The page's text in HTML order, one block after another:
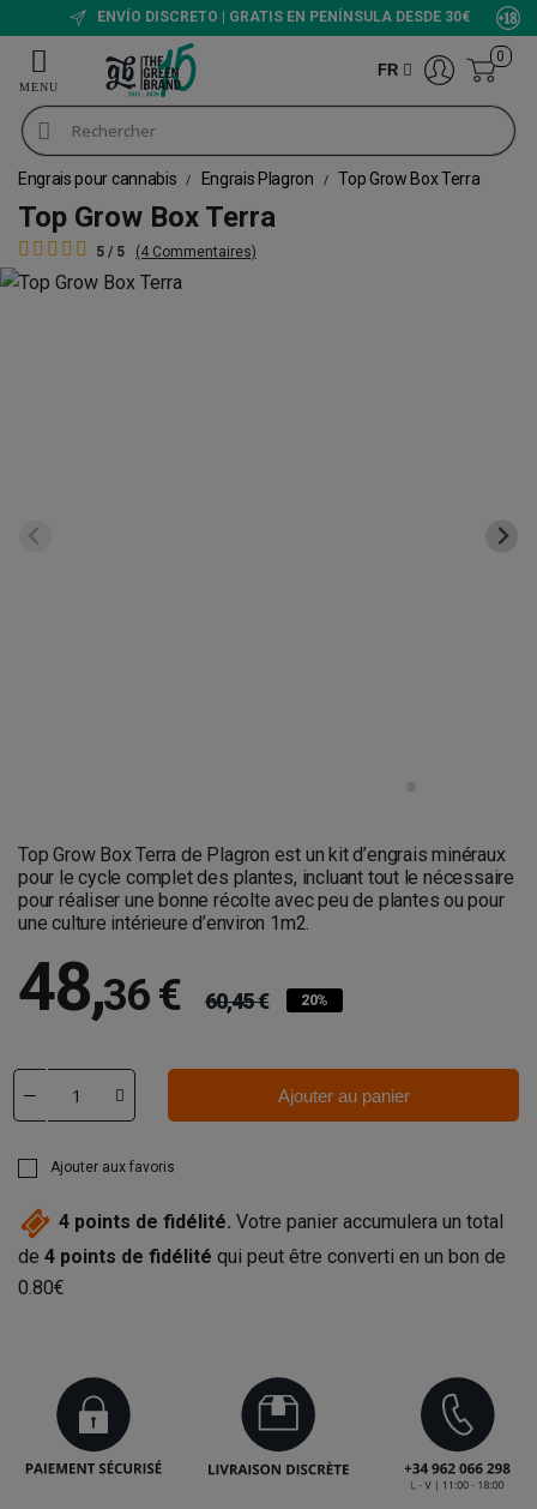
ENVÍO DISCRETO | GRATIS EN PENÍNSULA DESDE 30€
FR
0
Engrais pour cannabis Engrais Plagron Top Grow Box Terra
Top Grow Box Terra
5 / 5 (4 Commentaires)
Top Grow Box Terra de Plagron est un kit d’engrais minéraux
pour le cycle complet des plantes, incluant tout le nécessaire
pour réaliser une bonne récolte avec peu de plantes ou pour
une culture intérieure d’environ 1m2.
48,36 € 60,45 € 20%
Ajouter au panier
Ajouter aux favoris
4 points de fidélité. Votre panier accumulera un total
de 4 points de fidélité qui peut être converti en un bon de
0.80€